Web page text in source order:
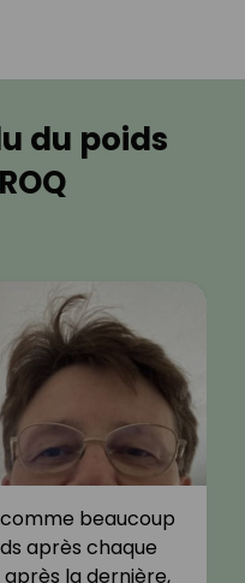
du poids
beaucoup
après chaque
la dernière,